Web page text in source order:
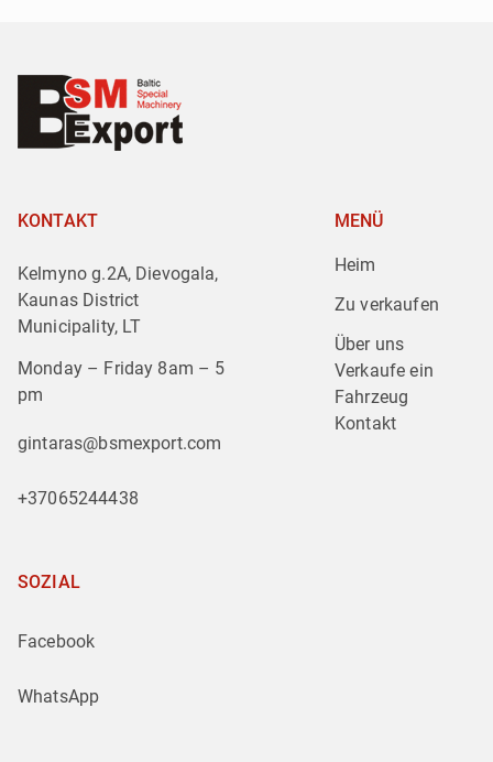
KONTAKT
Kelmyno g.2A, Dievogala,
Kaunas District
Municipality, LT
Monday – Friday 8am – 5
pm
gintaras@bsmexport.com
+37065244438
MENÜ
Heim
Zu verkaufen
Über uns
Verkaufe ein
Fahrzeug
Kontakt
SOZIAL
Facebook
WhatsApp